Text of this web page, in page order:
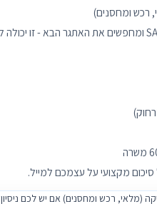
דרושים/ות מיישמי/ות לוגיסטיקה (מלאי, רכש ומחסנים)
משרה באתר הלקוח (לא ניתן לעבוד מרחוק)
ניתן להשתלב גם בהיקף של 40%–60% משרה